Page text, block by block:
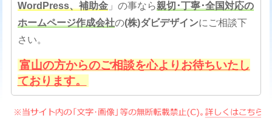
WordPress、補助金」の事なら親切･丁寧･全国対応の
ホームページ作成会社の(株)ダビデザインにご相談下
さい。
富山の方からのご相談を心よりお待ちいたし
ております。